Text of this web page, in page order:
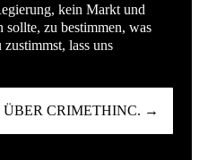
kein Markt und
zu bestimmen, was
lass uns
ÜBER CRIMETHINC. →